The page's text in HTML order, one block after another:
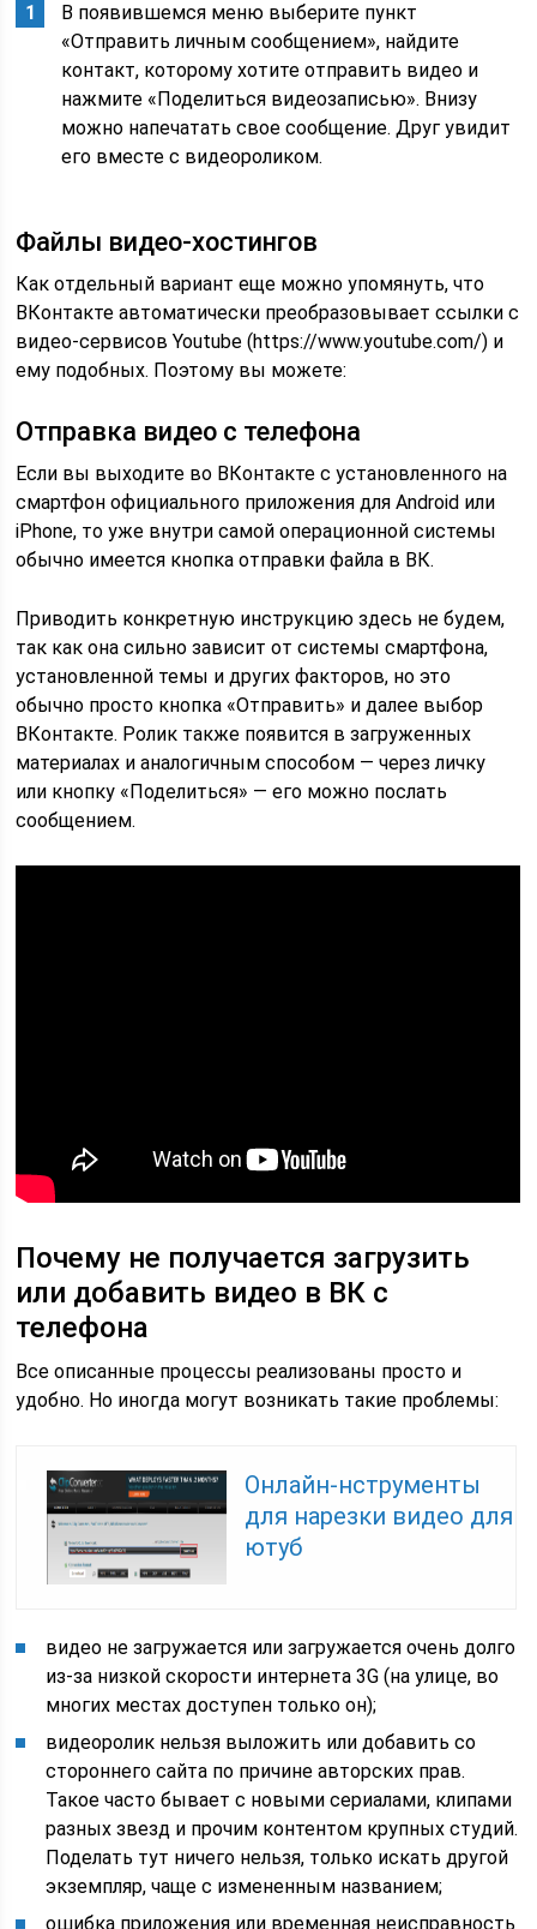
В появившемся меню выберите пункт
«Отправить личным сообщением», найдите
контакт, которому хотите отправить видео и
нажмите «Поделиться видеозаписью». Внизу
можно напечатать свое сообщение. Друг увидит
его вместе с видеороликом.
Файлы видео-хостингов
Как отдельный вариант еще можно упомянуть, что
ВКонтакте автоматически преобразовывает ссылки с
видео-сервисов Youtube (https://www.youtube.com/) и
ему подобных. Поэтому вы можете:
Отправка видео с телефона
Если вы выходите во ВКонтакте с установленного на
смартфон официального приложения для Android или
iPhone, то уже внутри самой операционной системы
обычно имеется кнопка отправки файла в ВК.
Приводить конкретную инструкцию здесь не будем,
так как она сильно зависит от системы смартфона,
установленной темы и других факторов, но это
обычно просто кнопка «Отправить» и далее выбор
ВКонтакте. Ролик также появится в загруженных
материалах и аналогичным способом — через личку
или кнопку «Поделиться» — его можно послать
сообщением.
Почему не получается загрузить
или добавить видео в ВК с
телефона
Все описанные процессы реализованы просто и
удобно. Но иногда могут возникать такие проблемы:
Онлайн-нструменты
для нарезки видео для
ютуб
видео не загружается или загружается очень долго
из-за низкой скорости интернета 3G (на улице, во
многих местах доступен только он);
видеоролик нельзя выложить или добавить со
стороннего сайта по причине авторских прав.
Такое часто бывает с новыми сериалами, клипами
разных звезд и прочим контентом крупных студий.
Поделать тут ничего нельзя, только искать другой
экземпляр, чаще с измененным названием;
ошибка приложения или временная неисправность